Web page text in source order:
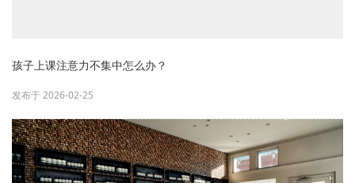
孩子上课注意力不集中怎么办？
发布于 2026-02-25